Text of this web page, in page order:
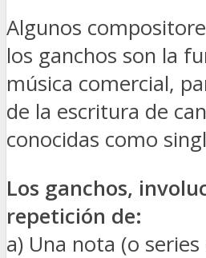
Algunos
los ganchos son la
música comercial,
de la escritura de
conocidas como
Los ganchos,
repetición de:
a) Una nota (o